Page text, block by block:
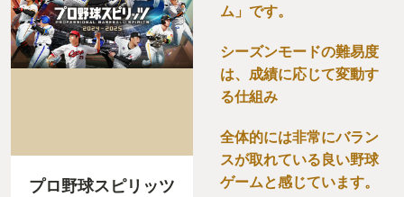
プロ野球スピリッツ
ム」です。
シーズンモードの難易度
は、成績に応じて変動す
る仕組み
全体的には非常にバラン
スが取れている良い野球
ゲームと感じています。